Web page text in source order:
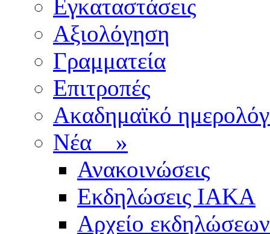
Εγκαταστάσεις
Αξιολόγηση
Γραμματεία
Επιτροπές
Ακαδημαϊκό
Νέα »
Ανακοινώσεις
Εκδηλώσεις ΙΑΚΑ
Αρχείο εκδηλώσεων